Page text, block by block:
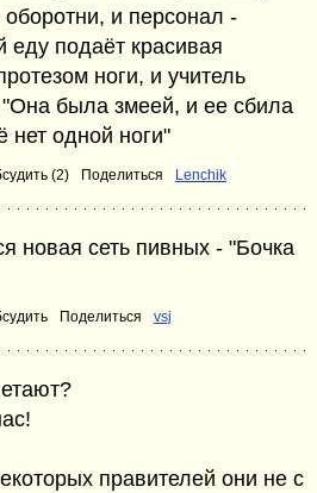
и персонал -
еду подаёт красивая
ноги, и учитель
"Она была змеей, и ее сбила
нет одной ноги"
(2) Поделиться Lenchik
новая сеть пивных - "Бочка
Поделиться vsj
правителей они не с